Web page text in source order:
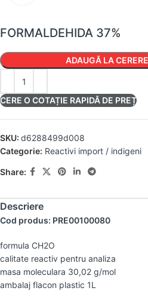
FORMALDEHIDA 37%
ADAUGĂ LA
CERE O COTAȚIE RAPIDĂ DE PREȚ
SKU: d6288499d008
Categorie: Reactivi import / indigeni
Share:
Descriere
Cod produs: PRE00100080
formula CH2O
calitate reactiv pentru analiza
masa moleculara 30,02 g/mol
ambalaj flacon plastic 1L